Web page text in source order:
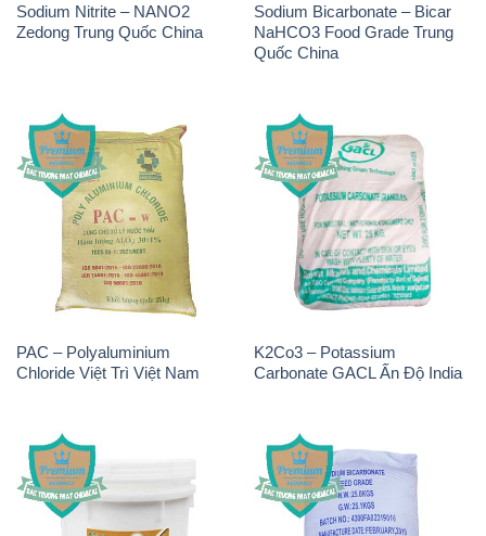
Sodium Nitrite – NANO2
Zedong Trung Quốc China
Sodium Bicarbonate – Bicar
NaHCO3 Food Grade Trung
Quốc China
PAC – Polyaluminium
Chloride Việt Trì Việt Nam
K2Co3 – Potassium
Carbonate GACL Ấn Độ India